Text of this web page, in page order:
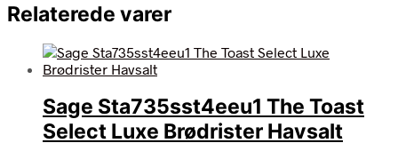
Relaterede varer
Sage Sta735sst4eeu1 The Toast
Select Luxe Brødrister Havsalt